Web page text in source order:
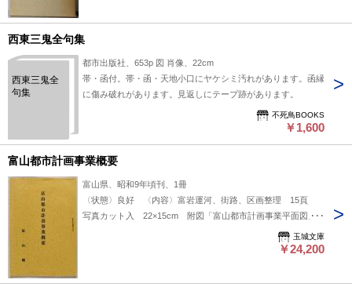
西東三鬼全句集
西東三鬼全
句集
都市出版社、653p 図 肖像、22cm
帯・函付。帯・函・天地小口にヤケシミ汚れがあります。函縁
に傷み破れがあります。見返しにテープ跡があります。
不死鳥BOOKS
￥1,600
富山都市計画事業概要
富山県、昭和9年頃刊、1冊
〈状態〉良好 〈内容〉富岩運河、街路、区画整理 15頁
写真カット入 22×15cm 附図「富山都市計画事業平面図」
玉城文庫
￥24,200